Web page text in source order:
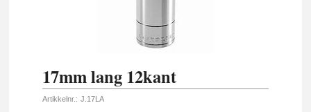
17mm lang 12kant
Artikkelnr.: J.17LA